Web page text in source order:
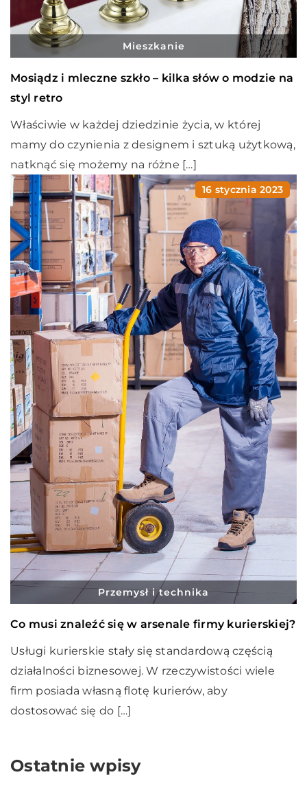
Mieszkanie
Mosiądz i mleczne szkło – kilka słów o modzie na
styl retro
Właściwie w każdej dziedzinie życia, w której
mamy do czynienia z designem i sztuką użytkową,
natknąć się możemy na różne […]
16 stycznia 2023
Przemysł i technika
Co musi znaleźć się w arsenale firmy kurierskiej?
Usługi kurierskie stały się standardową częścią
działalności biznesowej. W rzeczywistości wiele
firm posiada własną flotę kurierów, aby
dostosować się do […]
Ostatnie wpisy